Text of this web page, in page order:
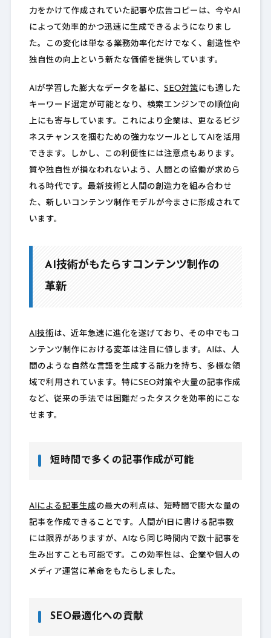
力をかけて作成されていた記事や広告コピーは、今やAI
によって効率的かつ迅速に生成できるようになりまし
た。この変化は単なる業務効率化だけでなく、創造性や
独自性の向上という新たな価値を提供しています。
AIが学習した膨大なデータを基に、 SEO対策にも適した
キーワード選定が可能となり、検索エンジンでの順位向
上にも寄与しています。これにより企業は、更なるビジ
ネスチャンスを掴むための強力なツールとしてAIを活用
できます。しかし、この利便性には注意点もあります。
質や独自性が損なわれないよう、人間との協働が求めら
れる時代です。最新技術と人間の創造力を組み合わせ
た、新しいコンテンツ制作モデルが今まさに形成されて
います。
AI技術がもたらすコンテンツ制作の
革新
AI技術は、近年急速に進化を遂げており、その中でもコ
ンテンツ制作における変革は注目に値します。AIは、人
間のような自然な言語を生成する能力を持ち、多様な領
域で利用されています。特にSEO対策や大量の記事作成
など、従来の手法では困難だったタスクを効率的にこな
せます。
短時間で多くの記事作成が可能
AIによる記事生成の最大の利点は、短時間で膨大な量の
記事を作成できることです。人間が1日に書ける記事数
には限界がありますが、AIなら同じ時間内で数十記事を
生み出すことも可能です。この効率性は、企業や個人の
メディア運営に革命をもたらしました。
SEO最適化への貢献